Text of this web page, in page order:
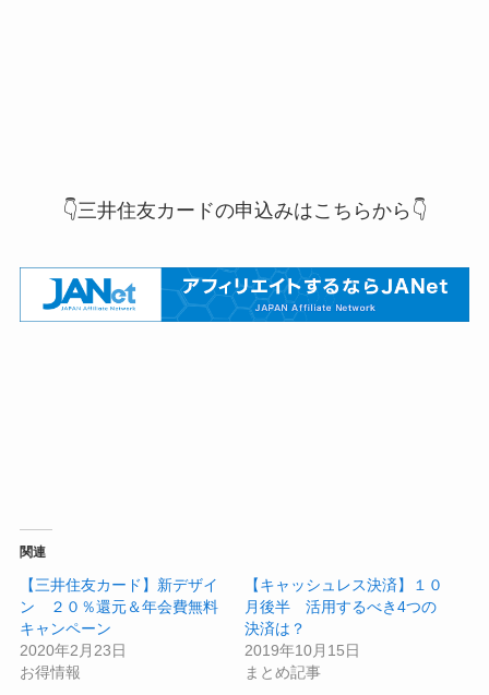
👇三井住友カードの申込みはこちらから👇
関連
【三井住友カード】新デザイ
ン ２０％還元＆年会費無料
キャンペーン
2020年2月23日
お得情報
【キャッシュレス決済】１０
月後半 活用するべき4つの
決済は？
2019年10月15日
まとめ記事